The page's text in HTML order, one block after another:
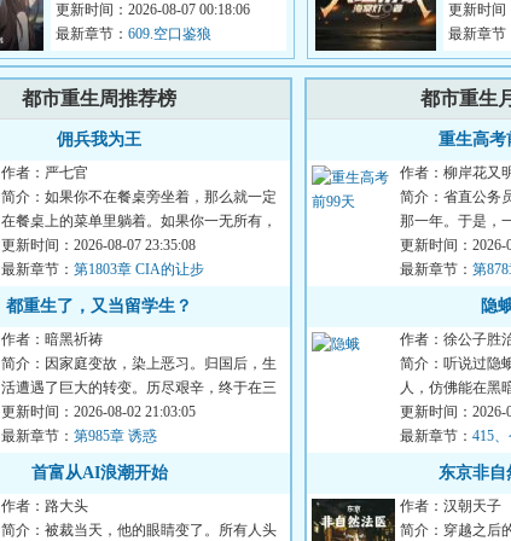
能说会道的他情话信手拈来，千帆
过尽，事...
更新时间：2026-08-07 00:18:06
最新章节： 609.空口鉴狼
水堂，帮
解厄，趋
更新时间
最新章节
我独尊（
都市重生周推荐榜
佣兵我为王
作者：严七官
简介：如果你不在餐桌旁坐着，那么就一定
在餐桌上的菜单里躺着。如果你一无所有，
那么你的命就是你唯一的...
更新时间：2026-08-07 23:35:08
最新章节： 第1803章 CIA的让步
都重生了，又当留学生？
作者：暗黑祈祷
简介：因家庭变故，染上恶习。归国后，生
活遭遇了巨大的转变。历尽艰辛，终于在三
十六岁时攒下了房子的首...
更新时间：2026-08-02 21:03:05
最新章节： 第985章 诱惑
首富从AI浪潮开始
作者：路大头
简介：被裁当天，他的眼睛变了。所有人头
都市重生
重生高考
作者：柳岸花又
简介：省直公务
那一年。于是，
都会脸红、只知
更新时间：2026-
最新章节： 第
隐
作者：徐公子胜
简介：听说过隐
人，仿佛能在黑
现又倏然消失。
更新时间：2026-
最新章节： 415
东京非自
作者：汉朝天子
简介：穿越之后